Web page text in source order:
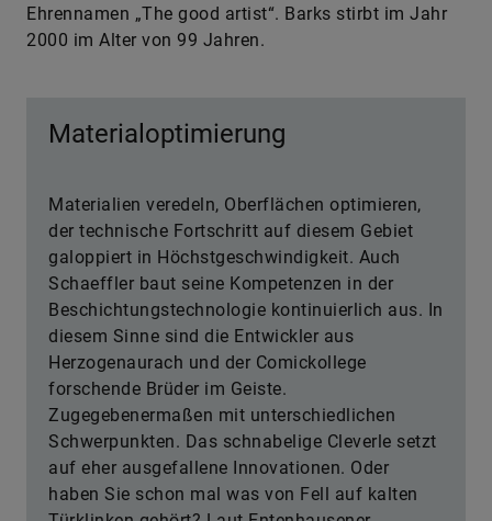
Ehrennamen „The good artist“. Barks stirbt im Jahr
2000 im Alter von 99 Jahren.
Materialoptimierung
Materialien veredeln, Oberflächen optimieren,
der technische Fortschritt auf diesem Gebiet
galoppiert in Höchstgeschwindigkeit. Auch
Schaeffler baut seine Kompetenzen in der
Beschichtungstechnologie kontinuierlich aus. In
diesem Sinne sind die Entwickler aus
Herzogenaurach und der Comickollege
forschende Brüder im Geiste.
Zugegebenermaßen mit unterschiedlichen
Schwerpunkten. Das schnabelige Cleverle setzt
auf eher ausgefallene Innovationen. Oder
haben Sie schon mal was von Fell auf kalten